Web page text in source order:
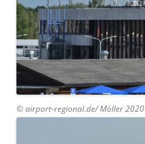
© airport-regional.de/ Möller 2020